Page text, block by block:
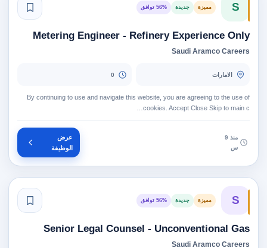
S مميزة جديدة 56% توافق
Metering Engineer - Refinery Experience Only
Saudi Aramco Careers
الامارات 0
By continuing to use and navigate this website, you are agreeing to the use of
cookies. Accept Close Skip to main c…
منذ 9
س
عرض
الوظيفة
S مميزة جديدة 56% توافق
Senior Legal Counsel - Unconventional Gas
Saudi Aramco Careers